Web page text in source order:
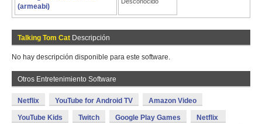
(armeabi)
Talking Tom Cat Descripción
No hay descripción disponible para este software.
Otros Entretenimiento Software
Netflix YouTube for Android TV Amazon Video
YouTube Kids Twitch Google Play Games Netflix